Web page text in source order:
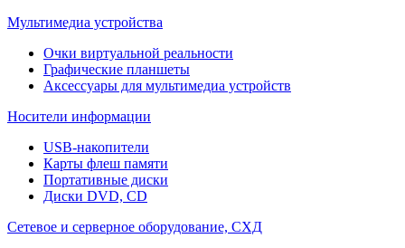
Мультимедиа устройства
Очки виртуальной реальности
Графические планшеты
Аксессуары для мультимедиа устройств
Носители информации
USB-накопители
Карты флеш памяти
Портативные диски
Диски DVD, CD
Сетевое и серверное оборудование, СХД